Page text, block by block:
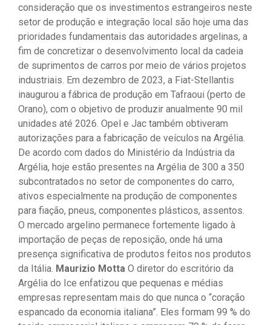
consideração que os investimentos estrangeiros neste
setor de produção e integração local são hoje uma das
prioridades fundamentais das autoridades argelinas, a
fim de concretizar o desenvolvimento local da cadeia
de suprimentos de carros por meio de vários projetos
industriais. Em dezembro de 2023, a Fiat-Stellantis
inaugurou a fábrica de produção em Tafraoui (perto de
Orano), com o objetivo de produzir anualmente 90 mil
unidades até 2026. Opel e Jac também obtiveram
autorizações para a fabricação de veículos na Argélia.
De acordo com dados do Ministério da Indústria da
Argélia, hoje estão presentes na Argélia de 300 a 350
subcontratados no setor de componentes do carro,
ativos especialmente na produção de componentes
para fiação, pneus, componentes plásticos, assentos.
O mercado argelino permanece fortemente ligado à
importação de peças de reposição, onde há uma
presença significativa de produtos feitos nos produtos
da Itália. Maurizio Motta O diretor do escritório da
Argélia do Ice enfatizou que pequenas e médias
empresas representam mais do que nunca o “coração
espancado da economia italiana”. Eles formam 99 % do